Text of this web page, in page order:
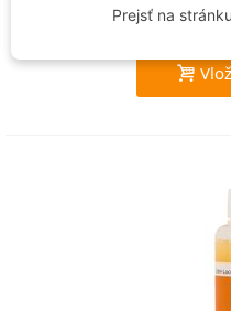
Prejsť na